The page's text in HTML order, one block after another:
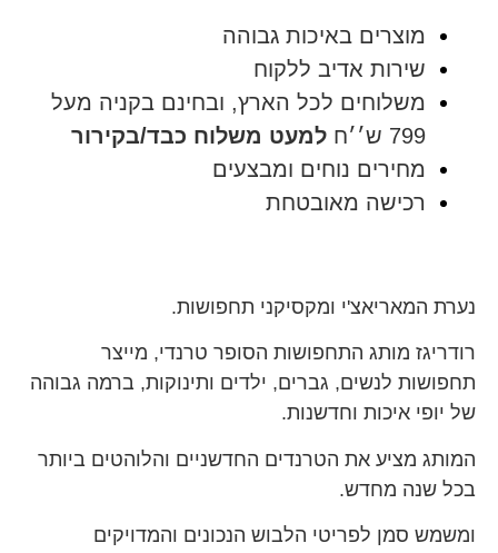
מוצרים באיכות גבוהה
שירות אדיב ללקוח
משלוחים לכל הארץ, ובחינם בקניה מעל
799 ש׳׳ח
למעט משלוח כבד/בקירור
מחירים נוחים ומבצעים
רכישה מאובטחת
נערת המאריאצ'י ומקסיקני תחפושות.
רודריגז מותג התחפושות הסופר טרנדי, מייצר
תחפושות לנשים, גברים, ילדים ותינוקות, ברמה גבוהה
של יופי איכות וחדשנות.
המותג מציע את הטרנדים החדשניים והלוהטים ביותר
בכל שנה מחדש.
ומשמש סמן לפריטי הלבוש הנכונים והמדויקים